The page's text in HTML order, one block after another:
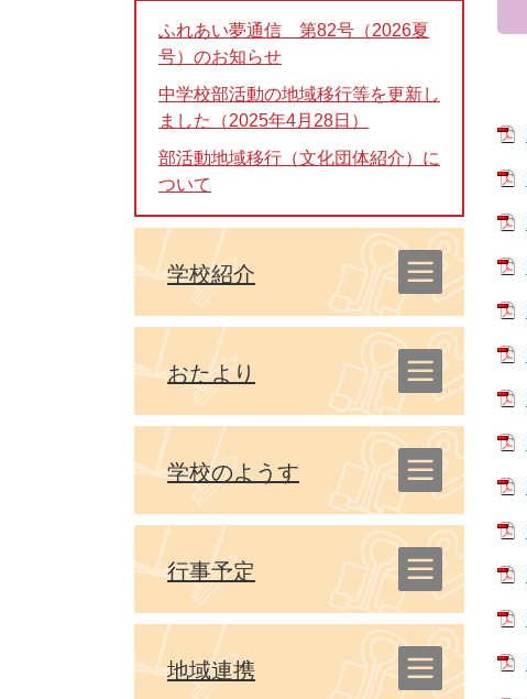
ふれあい夢通信 第82号（2026夏
号）のお知らせ
中学校部活動の地域移行等を更新し
ました（2025年4月28日）
部活動地域移行（文化団体紹介）に
ついて
学校紹介
おたより
学校のようす
行事予定
地域連携